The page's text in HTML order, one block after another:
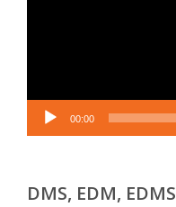
00:00
DMS, EDM, EDMS